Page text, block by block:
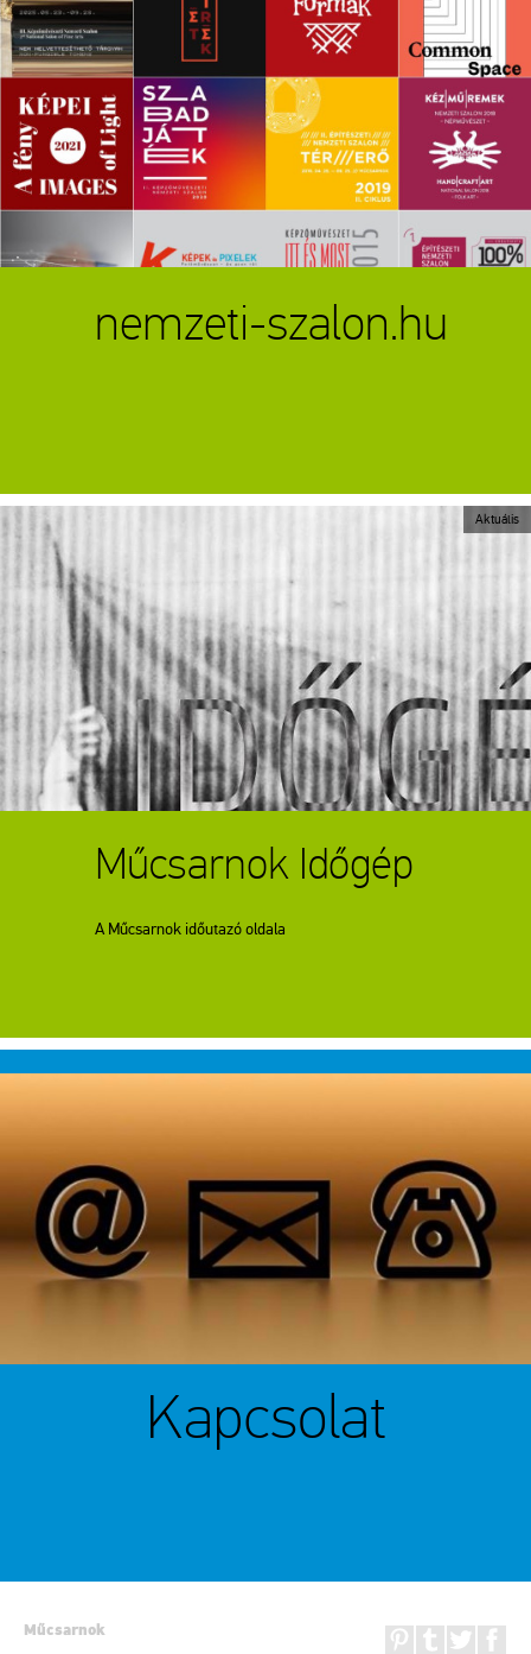
nemzeti-szalon.hu
Műcsarnok Időgép
A Műcsarnok időutazó oldala
Aktuális
Kapcsolat
Műcsarnok